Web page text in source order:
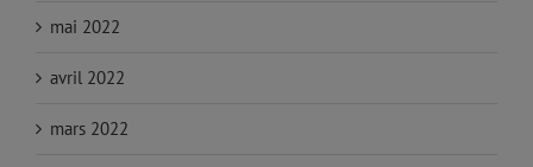
mai 2022
avril 2022
mars 2022